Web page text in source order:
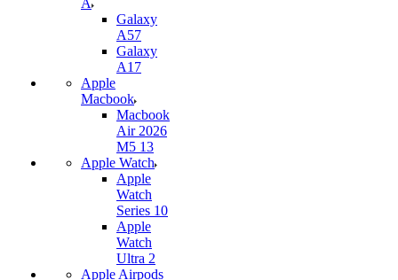
A
Galaxy
A57
Galaxy
A17
Apple
Macbook
Macbook
Air 2026
M5 13
Apple Watch
Apple
Watch
Series 10
Apple
Watch
Ultra 2
Apple Airpods